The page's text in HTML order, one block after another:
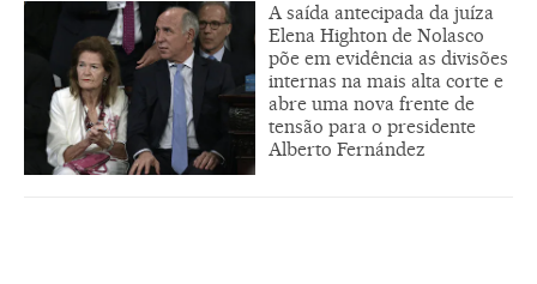
A saída antecipada da juíza
Elena Highton de Nolasco
põe em evidência as divisões
internas na mais alta corte e
abre uma nova frente de
tensão para o presidente
Alberto Fernández